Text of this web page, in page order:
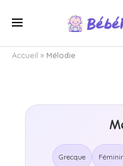
Accueil » Mélodie
Grecque